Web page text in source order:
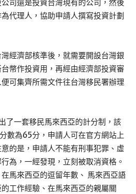
司還是投資台灣現有的公司，然後
代理人，協助申請人撰寫投資計劃
經濟部核準後，就需要開設台灣銀
幣作投資用，再經由經濟部投資審
可集齊所需文件往台灣移民署辦理
了一套移民馬來西亞的計分制，該
數為65分，申請人可在官方網站上
的是，申請人不能有刑事犯罪、虛
為，一經發現，立刻被取消資格。
馬來西亞的逗留年數、 馬來西亞語
工作經驗、在馬來西亞的親屬關